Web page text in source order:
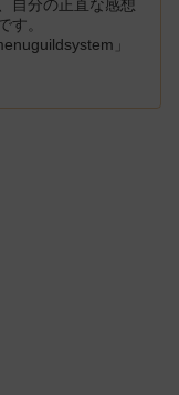
自分の正直な感想
す。
」